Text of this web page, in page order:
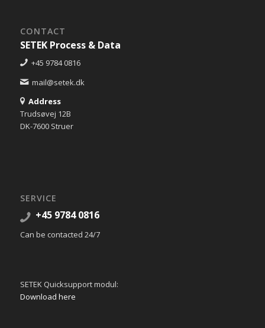
CONTACT
SETEK Process & Data
+45 9784 0816
mail@setek.dk
Address
Trudsøvej 12B
DK-7600 Struer
SERVICE
+45 9784 0816
Can be contacted 24/7
SETEK Quicksupport modul:
Download here